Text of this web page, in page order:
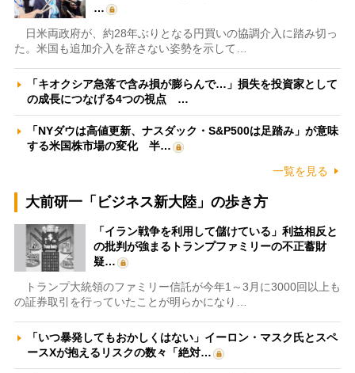
…
日米両政府が、約28年ぶりとなる円買いの協調介入に踏み切っ
た。米国も追加介入を辞さない姿勢を示して…
「キオクシア急落で含み損が膨らんで…」損失を投資家として
の成長につなげる4つの視点 …
「NYダウは高値更新、ナスダック・S&P500は足踏み」が意味
する米国株市場の変化 半…
一覧を見る
大前研一「ビジネス新大陸」の歩き方
「イラン戦争を利用して儲けている」利益相反と
の批判が強まるトランプファミリーの不正蓄財
疑…
トランプ大統領のファミリー信託が今年1～3月に3000回以上も
の証券取引を行っていたことが明らかになり…
「いつ暴発してもおかしくはない」イーロン・マスク氏とスペ
ースXが抱えるリスクの数々「絶対…